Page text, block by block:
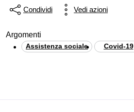
Condividi Vedi azioni
Argomenti
Assistenza sociale Covid-19